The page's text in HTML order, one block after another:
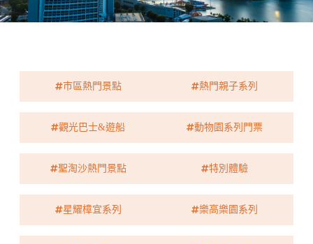
市區熱門景點 熱門親子系列
觀光巴士&遊船 動物園系列門票
聖淘沙熱門景點 特別體驗
星耀樟宜系列 樂高樂園系列